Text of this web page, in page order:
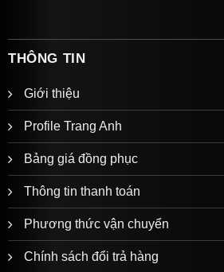
THÔNG TIN
Giới thiệu
Profile Trang Anh
Bảng giá đồng phục
Thông tin thanh toán
Phương thức vận chuyển
Chính sách đổi trả hàng